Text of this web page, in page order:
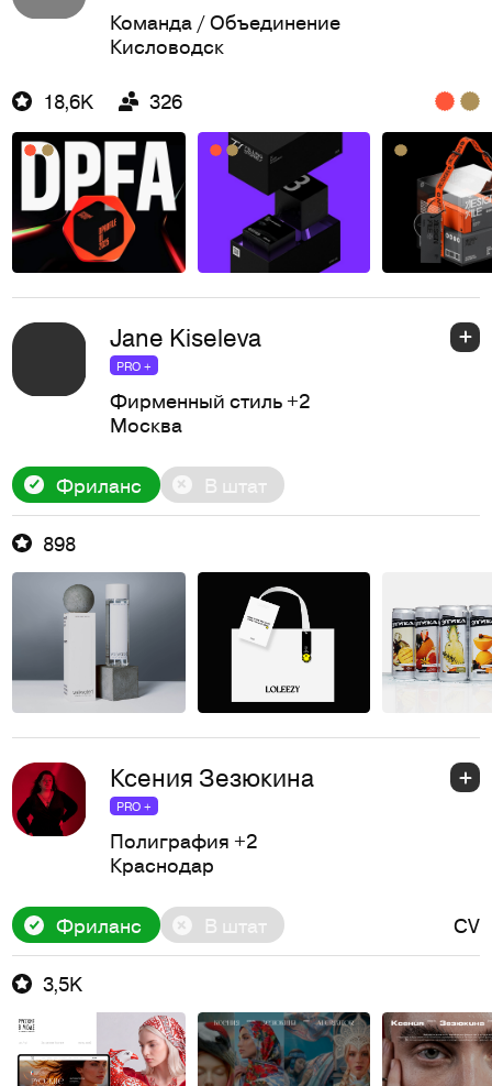
Команда / Объединение
Кисловодск
18,6K 326
Jane Kiseleva
PRO +
Фирменный стиль +2
Москва
Фриланс В штат
898
Ксения Зезюкина
PRO +
Полиграфия +2
Краснодар
Фриланс В штат CV
3,5K